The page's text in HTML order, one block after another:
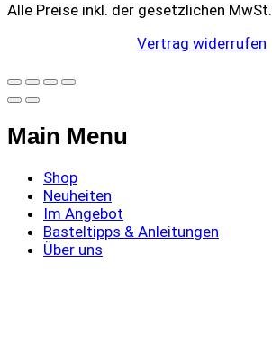
Alle Preise inkl. der gesetzlichen MwSt.
Vertrag widerrufen
Main Menu
Shop
Neuheiten
Im Angebot
Basteltipps & Anleitungen
Über uns